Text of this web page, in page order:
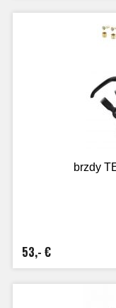
brzdy
53,- €